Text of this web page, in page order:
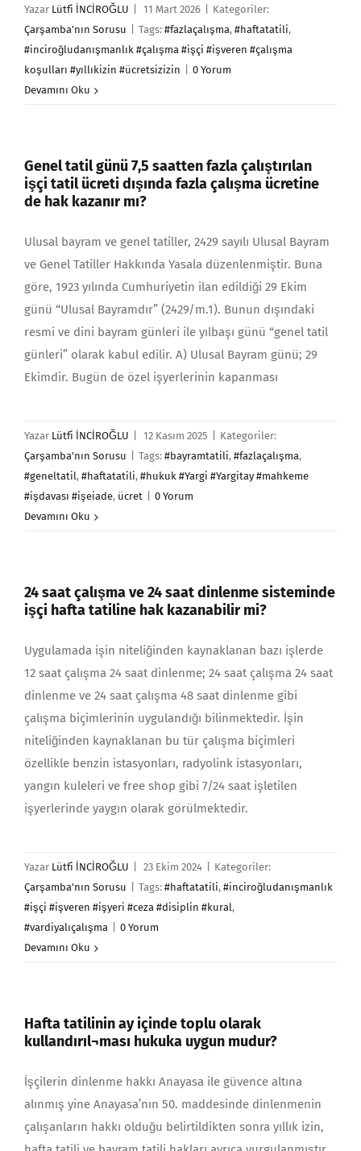
Yazar Lütfi İNCİROĞLU 11 Mart 2026
Kategoriler:
Çarşamba'nın Sorusu
Tags: #fazlaçalışma, #haftatatili,
#inciroğludanışmanlık #çalışma #işçi #işveren #çalışma
koşulları #yıllıkizin #ücretsizizin
0 Yorum
Devamını Oku
Genel tatil günü 7,5 saatten fazla çalıştırılan
işçi tatil ücreti dışında fazla çalışma ücretine
de hak kazanır mı?
Ulusal bayram ve genel tatiller, 2429 sayılı Ulusal Bay­ram
ve Genel Tatiller Hakkında Yasala düzenlenmiştir. Buna
göre, 1923 yı­lında Cumhuriyetin ilan edildiği 29 Ekim
günü “Ulusal Bayramdır” (2429/m.1). Bunun dışındaki
resmi ve dini bayram günleri ile yılbaşı günü “genel tatil
günleri” olarak kabul edilir. A) Ulusal Bayram günü; 29
Ekimdir. Bugün de özel işyerlerinin ka­pan­ması
Yazar Lütfi İNCİROĞLU 12 Kasım 2025
Kategoriler:
Çarşamba'nın Sorusu
Tags: #bayramtatili, #fazlaçalışma,
#geneltatil, #haftatatili, #hukuk #Yargi #Yargitay #mahkeme
#işdavası #işeiade, ücret
0 Yorum
Devamını Oku
24 saat çalışma ve 24 saat dinlenme sisteminde
işçi hafta tatiline hak kazanabilir mi?
Uygulamada işin niteliğinden kaynaklanan bazı işlerde
12 saat çalışma 24 saat dinlenme; 24 saat çalışma 24 saat
dinlenme ve 24 saat çalışma 48 saat dinlenme gibi
çalışma biçimlerinin uygulandığı bilinmektedir. İşin
niteliğinden kaynaklanan bu tür çalışma biçimleri
özellikle benzin istasyonları, radyolink istasyonları,
yangın kuleleri ve free shop gibi 7/24 saat işletilen
işyerlerinde yaygın olarak görülmektedir.
Yazar Lütfi İNCİROĞLU 23 Ekim 2024
Kategoriler:
Çarşamba'nın Sorusu
Tags: #haftatatili, #inciroğludanışmanlık
#işçi #işveren #işyeri #ceza #disiplin #kural,
#vardiyalıçalışma
0 Yorum
Devamını Oku
Hafta tatilinin ay içinde toplu olarak
kullandırıl¬ması hukuka uygun mudur?
İşçilerin dinlenme hakkı Anayasa ile güvence altına
alınmış yine Anayasa’nın 50. maddesinde dinlenmenin
çalışanların hakkı olduğu belirtildikten sonra yıllık izin,